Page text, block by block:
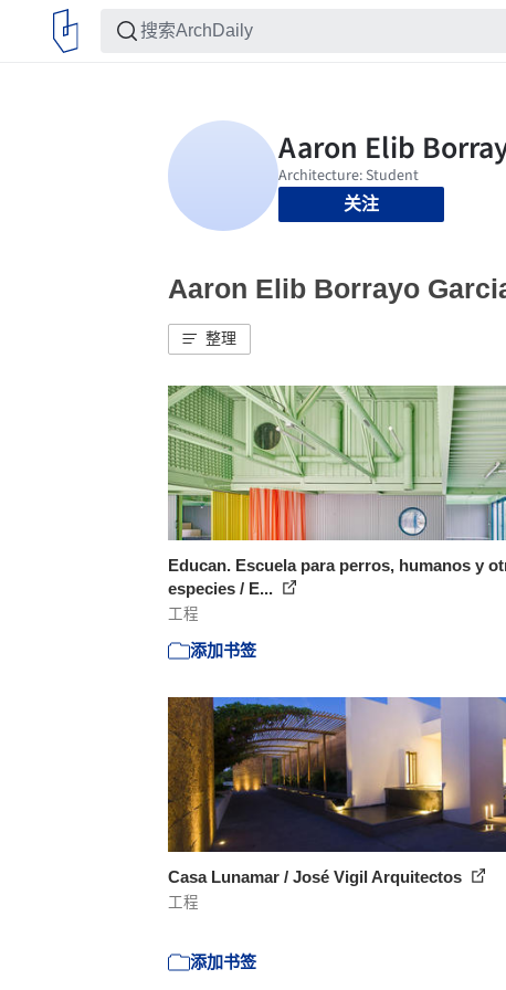
关注
Aaron Elib Borrayo
整理
Educan. Escuela para perros, humanos y
especies / E...
工程
添加书签
Casa Lunamar / José Vigil Arquitectos
工程
添加书签